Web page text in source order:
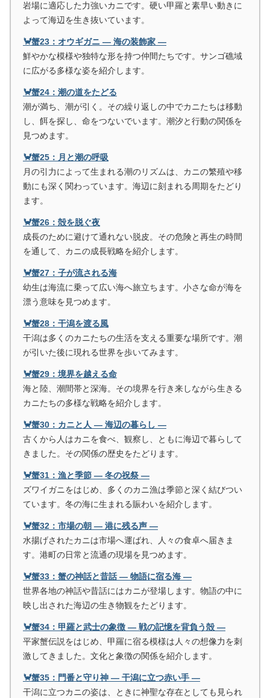
岩場に適応した力強いカニです。硬い甲羅と素早い動きに
よって海辺を生き抜いています。
🦀蟹23：オウギガニ ― 海の装飾家 ―
鮮やかな模様や独特な形を持つ仲間たちです。サンゴ礁域
に広がる多様な姿を紹介します。
🦀蟹24：潮の道をたどる
潮が満ち、潮が引く。その繰り返しの中でカニたちは移動
し、餌を探し、命をつないでいます。潮汐と行動の関係を
見つめます。
🦀蟹25：月と潮の呼吸
月の引力によって生まれる潮のリズムは、カニの繁殖や移
動にも深く関わっています。海辺に刻まれる周期をたどり
ます。
🦀蟹26：殻を脱ぐ夜
成長のために避けて通れない脱皮。その危険と再生の時間
を通して、カニの成長戦略を紹介します。
🦀蟹27：子が流される海
幼生は海流に乗って広い海へ旅立ちます。小さな命が海を
漂う意味を見つめます。
🦀蟹28：干潟を渡る風
干潟は多くのカニたちの生活を支える重要な場所です。潮
が引いた後に現れる世界を歩いてみます。
🦀蟹29：境界を越える命
海と陸、潮間帯と深海。その境界を行き来しながら生きる
カニたちの多様な戦略を紹介します。
🦀蟹30：カニと人 ― 海辺の暮らし ―
古くから人はカニを食べ、観察し、ともに海辺で暮らして
きました。その関係の歴史をたどります。
🦀蟹31：漁と季節 ― 冬の祝祭 ―
ズワイガニをはじめ、多くのカニ漁は季節と深く結びつい
ています。冬の海に生まれる賑わいを紹介します。
🦀蟹32：市場の朝 ― 港に残る声 ―
水揚げされたカニは市場へ運ばれ、人々の食卓へ届きま
す。港町の日常と流通の現場を見つめます。
🦀蟹33：蟹の神話と昔話 ― 物語に宿る海 ―
世界各地の神話や昔話にはカニが登場します。物語の中に
映し出された海辺の生き物観をたどります。
🦀蟹34：甲羅と武士の象徴 ― 戦の記憶を背負う殻 ―
平家蟹伝説をはじめ、甲羅に宿る模様は人々の想像力を刺
激してきました。文化と象徴の関係を紹介します。
🦀蟹35：門番と守り神 ― 干潟に立つ赤い手 ―
干潟に立つカニの姿は、ときに神聖な存在としても見られ